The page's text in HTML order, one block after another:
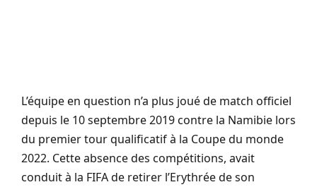
L’équipe en question n’a plus joué de match officiel
depuis le 10 septembre 2019 contre la Namibie lors
du premier tour qualificatif à la Coupe du monde
2022. Cette absence des compétitions, avait
conduit à la FIFA de retirer l’Erythrée de son